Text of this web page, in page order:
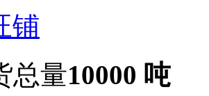
铺
总量10000 吨